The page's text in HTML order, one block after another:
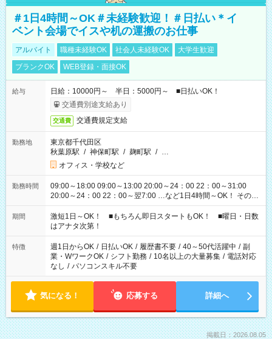
＃1日4時間～OK＃未経験歓迎！＃日払い＊イ
ベント会場でイスや机の運搬のお仕事
アルバイト 職種未経験OK 社会人未経験OK
大学生歓迎
ブランクOK
WEB登録・面接OK
給与
日給：10000円～ 半日：5000円～ ■日払いOK！
交通費別途支給あり
交通費 交通費規定支給
勤務地
東京都千代田区
秋葉原駅 / 神保町駅 / 麹町駅 / …
オフィス・学校など
勤務時間
09:00～18:00 09:00～13:00 20:00～24：00 22：00～31:00
20:00～24：00 22：00～翌7:00 …など1日4時間～OK！ その他
シフトもございます！ お気軽にご相談ください！
期間
激短1日～OK！ ■もちろん即日スタートもOK！ ■曜日・日数
はアナタ次第！
特徴 週1日からOK / 日払いOK / 履歴書不要 / 40～50代活躍中 / 副
業・WワークOK / シフト勤務 / 10名以上の大量募集 / 電話対応
なし / パソコンスキル不要
気になる！ 応募する 詳細へ
掲載日：2026.08.05